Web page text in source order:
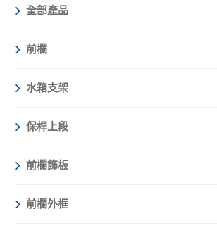
全部產品
前欄
水箱支架
保桿上段
前欄飾板
前欄外框